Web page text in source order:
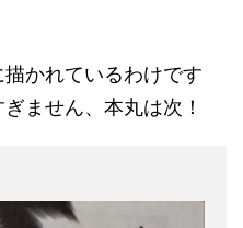
かれているわけです
ません、本丸は次！